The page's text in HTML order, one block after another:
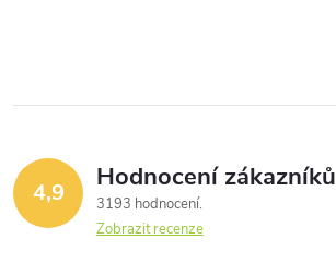
í
p
k
v
á
n
4,9 Hodnocení zákazníků
3193 hodnocení
Zobrazit recenze